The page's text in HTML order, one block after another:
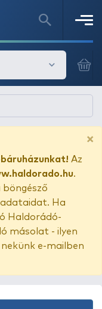
×
Az
.
Ha
Haldorádó-
másolat - ilyen
e-mailben